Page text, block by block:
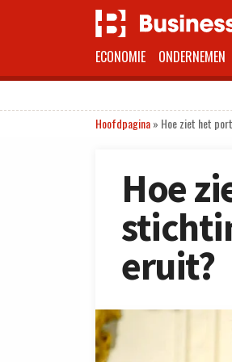
ECONOMIE ONDERNEMEN
Hoofdpagina» Hoe ziet het
Hoe
eruit?